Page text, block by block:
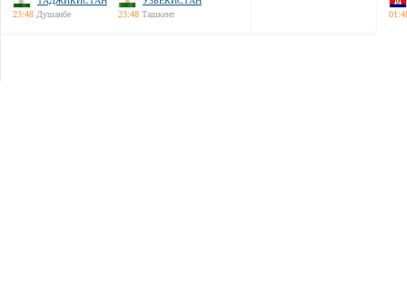
23:48 Душанбе
23:48 Ташкент